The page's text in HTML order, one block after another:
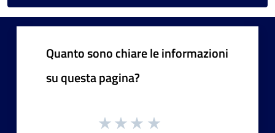
Quanto sono chiare le informazioni
su questa pagina?